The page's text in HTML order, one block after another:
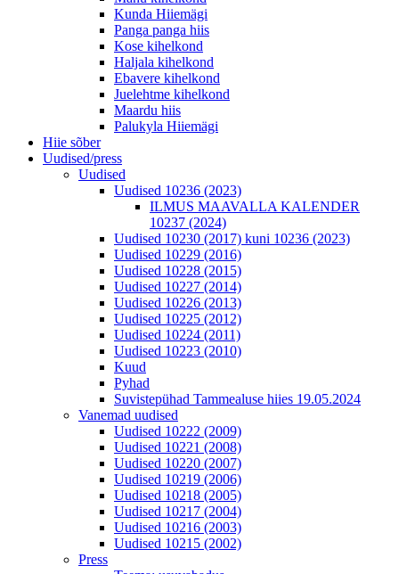
Kunda Hiiemägi
Panga panga hiis
Kose kihelkond
Haljala kihelkond
Ebavere kihelkond
Juelehtme kihelkond
Maardu hiis
Palukyla Hiiemägi
Hiie sõber
Uudised/press
Uudised
Uudised 10236 (2023)
ILMUS MAAVALLA KALENDER
10237 (2024)
Uudised 10230 (2017) kuni 10236 (2023)
Uudised 10229 (2016)
Uudised 10228 (2015)
Uudised 10227 (2014)
Uudised 10226 (2013)
Uudised 10225 (2012)
Uudised 10224 (2011)
Uudised 10223 (2010)
Kuud
Pyhad
Suvistepühad Tammealuse hiies 19.05.2024
Vanemad uudised
Uudised 10222 (2009)
Uudised 10221 (2008)
Uudised 10220 (2007)
Uudised 10219 (2006)
Uudised 10218 (2005)
Uudised 10217 (2004)
Uudised 10216 (2003)
Uudised 10215 (2002)
Press